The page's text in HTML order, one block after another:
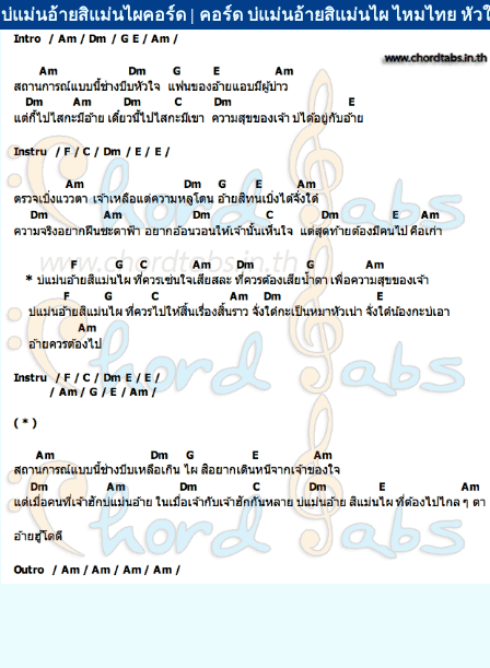
บ่แม่นอ้ายสิแม่นไผคอร์ด | คอร์ด บ่แม่นอ้ายสิแม่นไผ ไหมไทย หัว